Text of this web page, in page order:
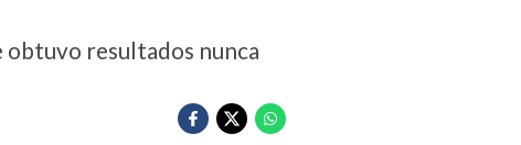
obtuvo resultados nunca